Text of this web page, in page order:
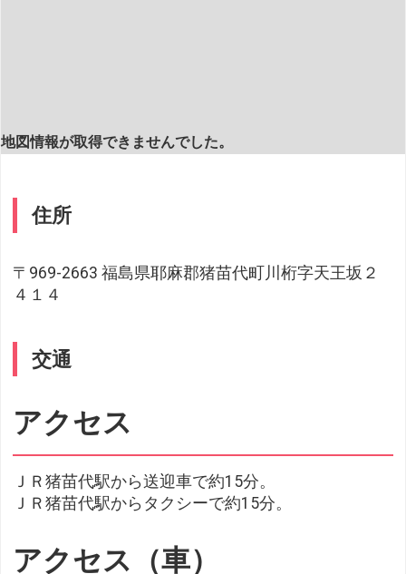
地図情報が取得できませんでした。
住所
〒969-2663 福島県耶麻郡猪苗代町川桁字天王坂２
４１４
交通
アクセス
ＪＲ猪苗代駅から送迎車で約15分。
ＪＲ猪苗代駅からタクシーで約15分。
アクセス（車）